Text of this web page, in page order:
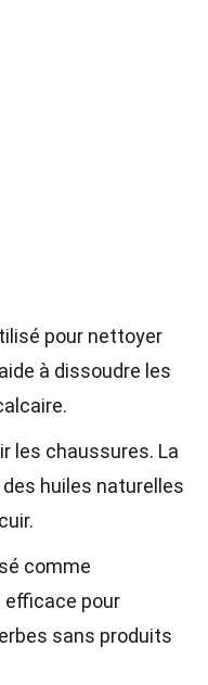
pour nettoyer
aide à dissoudre les
les chaussures. La
huiles naturelles
comme
efficace pour
sans produits